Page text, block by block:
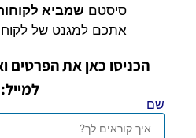
סיסטם שמביא
אתכם למגנט של
הכניסו כאן את הפרטים
למייל:
שם